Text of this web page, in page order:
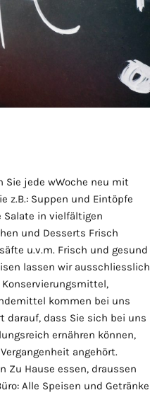
Sie jede wWoche neu mit
z.B.: Suppen und Eintöpfe
Salate in vielfältigen
und Desserts Frisch
u.v.m. Frisch und gesund
lassen wir ausschliesslich
kommen bei uns
darauf, dass Sie sich bei uns
ernähren können,
angehört.
Zu Hause essen, draussen
Alle Speisen und Getränke